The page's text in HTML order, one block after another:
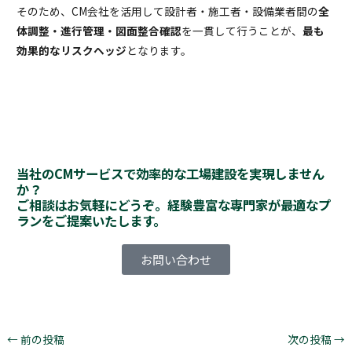
そのため、CM会社を活用して設計者・施工者・設備業者間の全
体調整・進行管理・図面整合確認を一貫して行うことが、最も
効果的なリスクヘッジとなります。
当社のCMサービスで効率的な工場建設を実現しません
か？
ご相談はお気軽にどうぞ。経験豊富な専門家が最適なプ
ランをご提案いたします。
お問い合わせ
←前の投稿 次の投稿 →